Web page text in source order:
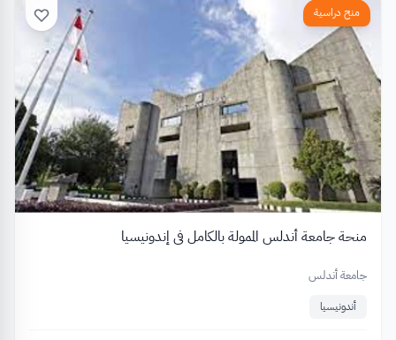
منح دراسية
منحة جامعة أندلس الممولة بالكامل في إندونيسيا
جامعة أندلس
أندونيسيا